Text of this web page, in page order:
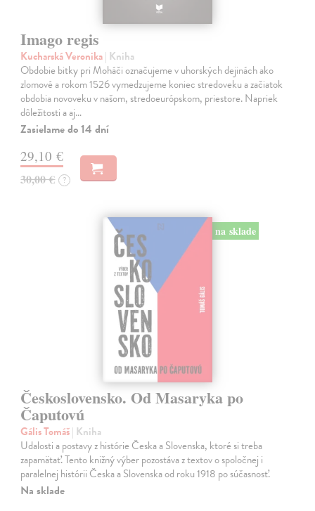
Imago regis
Kucharská Veronika| Kniha
Obdobie bitky pri Moháči označujeme v uhorských dejinách ako
zlomové a rokom 1526 vymedzujeme koniec stredoveku a začiatok
obdobia novoveku v našom, stredoeurópskom, priestore. Napriek
dôležitosti a aj…
Zasielame do 14 dní
29,10 €
30,00 € ?
na sklade
Československo. Od Masaryka po
Čaputovú
Gális Tomáš| Kniha
Udalosti a postavy z histórie Česka a Slovenska, ktoré si treba
zapamätať. Tento knižný výber pozostáva z textov o spoločnej i
paralelnej histórii Česka a Slovenska od roku 1918 po súčasnosť.
Na sklade